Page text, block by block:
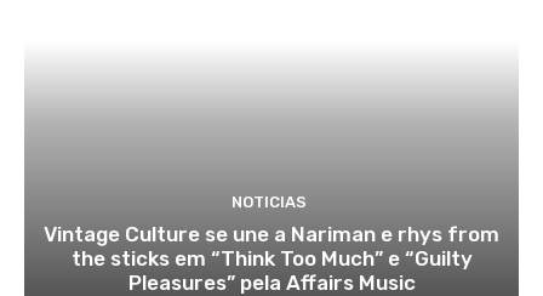
NOTICIAS
Vintage Culture se une a Nariman e rhys from
the sticks em “Think Too Much” e “Guilty
Pleasures” pela Affairs Music